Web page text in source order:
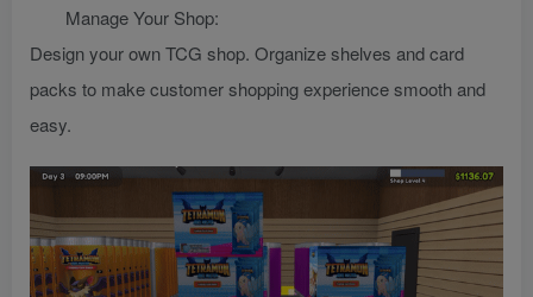
Manage Your Shop:
Design your own TCG shop. Organize shelves and card
packs to make customer shopping experience smooth and
easy.